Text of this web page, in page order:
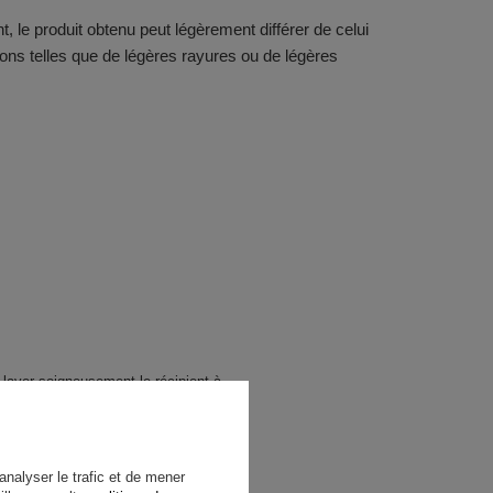
le produit obtenu peut légèrement différer de celui
telles que de légères rayures ou de légères
soigneusement le récipient à
le trafic et de mener